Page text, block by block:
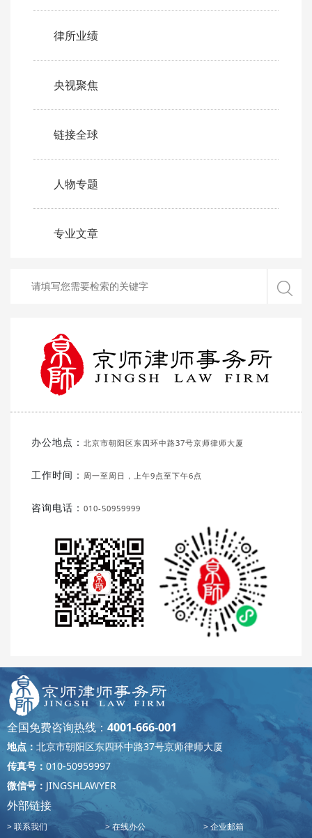
律所业绩
央视聚焦
链接全球
人物专题
专业文章
办公地点： 北京市朝阳区东四环中路37号京师律师大厦
工作时间： 周一至周日，上午9点至下午6点
咨询电话： 010-50959999
全国免费咨询热线： 4001-666-001
地点： 北京市朝阳区东四环中路37号京师律师大厦
传真号： 010-50959997
微信号： JINGSHLAWYER
外部链接
联系我们 在线办公
企业邮箱